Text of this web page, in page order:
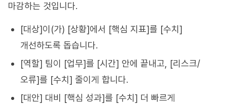
마감하는 것입니다.
[대상]이(가) [상황]에서 [핵심 지표]를 [수치]
개선하도록 돕습니다.
[역할] 팀이 [업무]를 [시간] 안에 끝내고, [리스크/
오류]를 [수치] 줄이게 합니다.
[대안] 대비 [핵심 성과]를 [수치] 더 빠르게